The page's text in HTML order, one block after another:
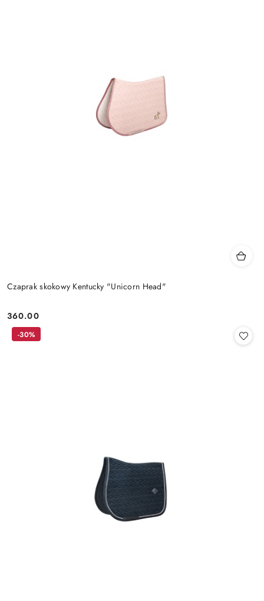
Czaprak skokowy Kentucky "Unicorn Head"
Cena:
360.00
-30%